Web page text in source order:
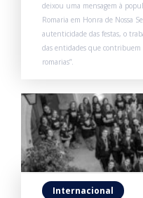
deixou uma mensagem à
Romaria em Honra de Nossa
autenticidade das festas, o
das entidades que contribuem
romarias”.
Internacional